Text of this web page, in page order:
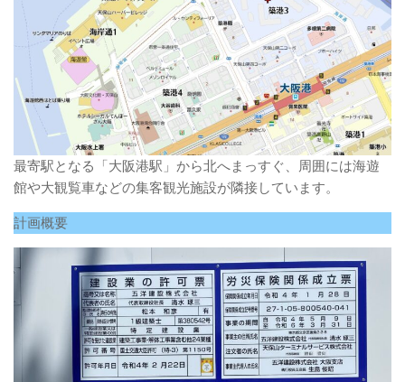
最寄駅となる「大阪港駅」から北へまっすぐ、周囲には海遊
館や大観覧車などの集客観光施設が隣接しています。
計画概要